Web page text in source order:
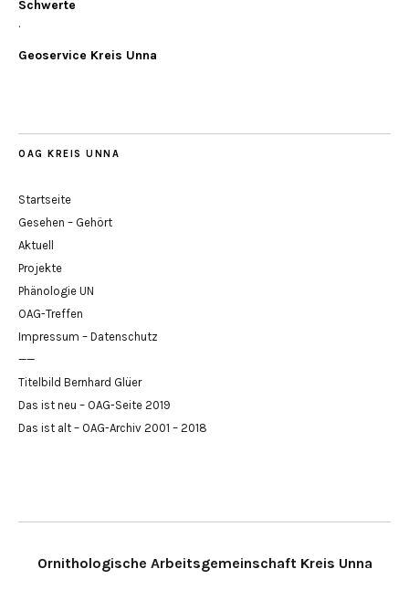
Schwerte
.
Geoservice Kreis Unna
OAG KREIS UNNA
Startseite
Gesehen – Gehört
Aktuell
Projekte
Phänologie UN
OAG-Treffen
Impressum – Datenschutz
——
Titelbild Bernhard Glüer
Das ist neu – OAG-Seite 2019
Das ist alt – OAG-Archiv 2001 – 2018
Ornithologische Arbeitsgemeinschaft Kreis Unna